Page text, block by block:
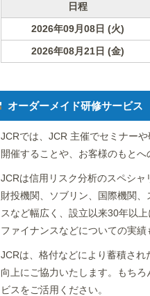
日程
2026年09月08日 (火)
2026年08月21日 (金)
オーダーメイド研修サービス
JCRでは、JCR 主催でセミナー
開催することや、お客様のもとへ
JCRは信用リスク分析のスペシャ
財投機関、ソブリン、国際機関
スなど幅広く、設立以来30年以
ファイナンスなどについての実績
JCRは、格付などにより蓄積さ
向上にご協力いたします。もち
ビスをご活用ください。